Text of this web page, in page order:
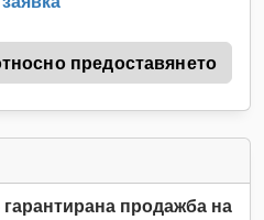
предоставянето
продажба на